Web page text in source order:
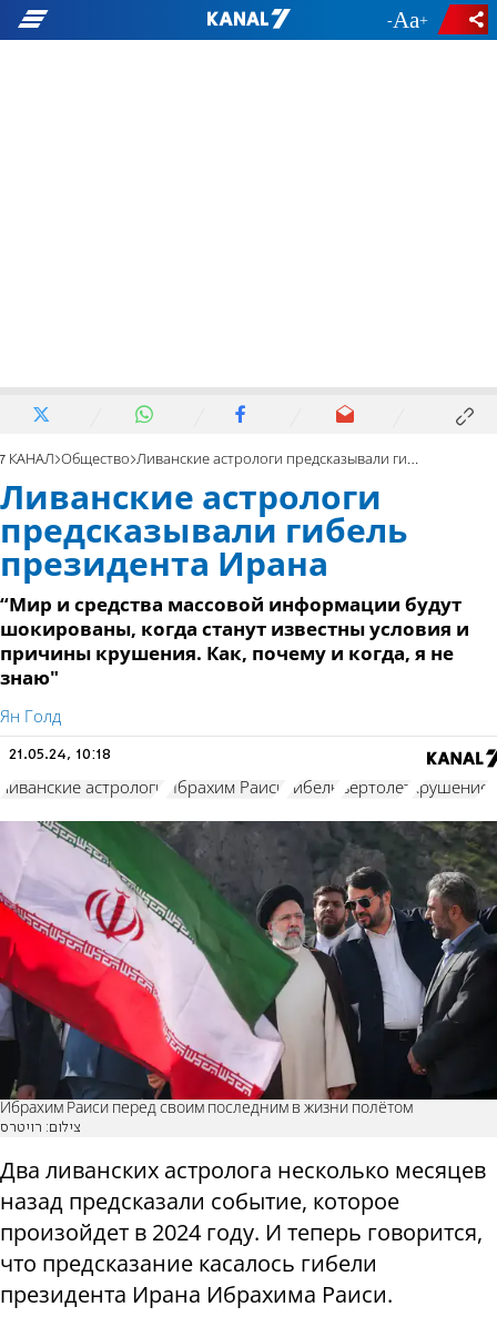
- +
7 КАНАЛ Общество Ливанские астрологи предсказывали гибель президента Ирана
Ливанские астрологи
предсказывали гибель
президента Ирана
“Мир и средства массовой информации будут
шокированы, когда станут известны условия и
причины крушения. Как, почему и когда, я не
знаю"
Ян Голд
21.05.24, 10:18
ливанские астрологи Ибрахим Раиси гибель вертолет крушение
Ибрахим Раиси перед своим последним в жизни полётом
צילום: רויטרס
Два ливанских астролога несколько месяцев
назад предсказали событие, которое
произойдет в 2024 году. И теперь говорится,
что предсказание касалось гибели
президента Ирана Ибрахима Раиси.